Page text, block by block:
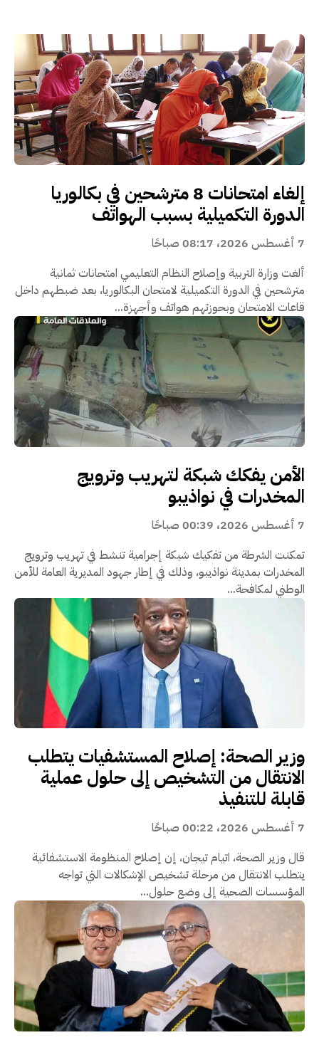
إلغاء امتحانات 8 مترشحين في بكالوريا
الدورة التكميلية بسبب الهواتف
7 أغسطس 2026، 08:17 صباحًا
ألغت وزارة التربية وإصلاح النظام التعليمي امتحانات ثمانية
مترشحين في الدورة التكميلية لامتحان البكالوريا، بعد ضبطهم داخل
قاعات الامتحان وبحوزتهم هواتف وأجهزة...
الأمن يفكك شبكة لتهريب وترويج
المخدرات في نواذيبو
7 أغسطس 2026، 00:39 صباحًا
تمكنت الشرطة من تفكيك شبكة إجرامية تنشط في تهريب وترويج
المخدرات بمدينة نواذيبو، وذلك في إطار جهود المديرية العامة للأمن
الوطني لمكافحة...
وزير الصحة: إصلاح المستشفيات يتطلب
الانتقال من التشخيص إلى حلول عملية
قابلة للتنفيذ
7 أغسطس 2026، 00:22 صباحًا
قال وزير الصحة، اتيام تيجان، إن إصلاح المنظومة الاستشفائية
يتطلب الانتقال من مرحلة تشخيص الإشكالات التي تواجه
المؤسسات الصحية إلى وضع حلول...